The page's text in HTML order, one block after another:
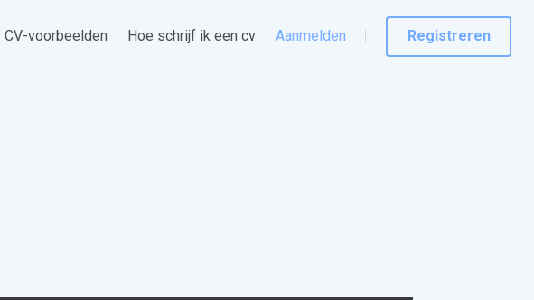
CV-voorbeelden Hoe schrijf ik een cv Aanmelden Registreren